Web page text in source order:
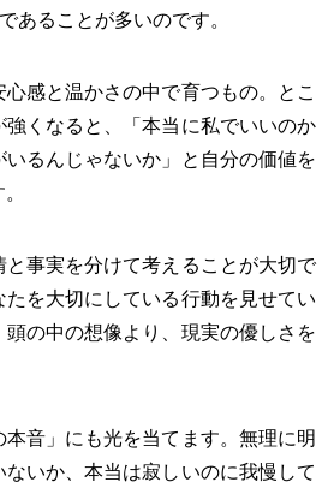
あることが多いのです。
感と温かさの中で育つもの。とこ
くなると、「本当に私でいいのか
るんじゃないか」と自分の価値を
事実を分けて考えることが大切で
を大切にしている行動を見せてい
頭の中の想像より、現実の優しさを
本音」にも光を当てます。無理に明
いか、本当は寂しいのに我慢して